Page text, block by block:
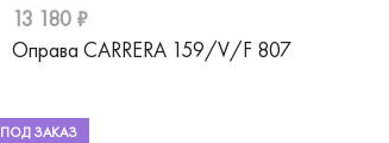
13 180 ₽
Оправа CARRERA 159/V/F 807
ПОД ЗАКАЗ